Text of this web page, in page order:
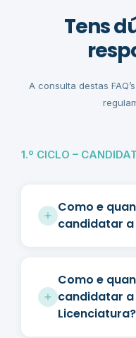
Tens
A consulta destas
1.º CICLO –
Como e
candidatar a
Como e
candidatar
Licenciatura?